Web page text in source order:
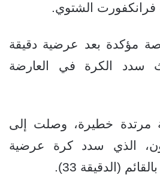
فرانكفورت الشتوي.
مؤكدة بعد عرضية دقيقة
الكرة في العارضة
مرتدة خطيرة، وصلت إلى
الذي سدد كرة عرضية
(الدقيقة 33).